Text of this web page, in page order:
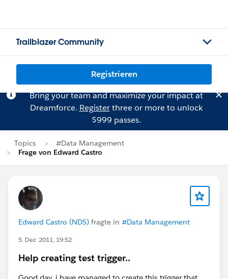
Trailblazer Community
Registrieren
Bring your team and maximize your impact at
Dreamforce. Registerthree or more to unlock
$999 passes.
Topics
#Data Management
Frage von Edward Castro
Edward Castro (NDS) fragte in #Data Management
5. Dez. 2011, 19:52
Help creating test trigger..